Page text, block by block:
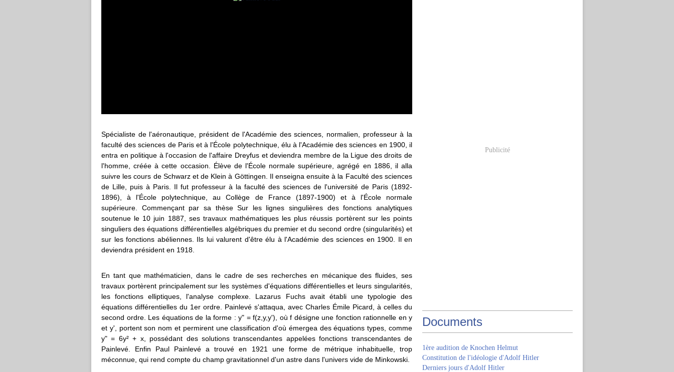
Spécialiste de l'aéronautique, président de l'Académie des sciences, normalien, professeur à la
faculté des sciences de Paris et à l'École polytechnique, élu à l'Académie des sciences en 1900, il
entra en politique à l'occasion de l'affaire Dreyfus et deviendra membre de la Ligue des droits de
l'homme, créée à cette occasion. Élève de l'École normale supérieure, agrégé en 1886, il alla
suivre les cours de Schwarz et de Klein à Göttingen. Il enseigna ensuite à la Faculté des sciences
de Lille, puis à Paris. Il fut professeur à la faculté des sciences de l'université de Paris (1892-
1896), à l'École polytechnique, au Collège de France (1897-1900) et à l'École normale
supérieure. Commençant par sa thèse Sur les lignes singulières des fonctions analytiques
soutenue le 10 juin 1887, ses travaux mathématiques les plus réussis portèrent sur les points
singuliers des équations différentielles algébriques du premier et du second ordre (singularités) et
sur les fonctions abéliennes. Ils lui valurent d'être élu à l'Académie des sciences en 1900. Il en
deviendra président en 1918.
En tant que mathématicien, dans le cadre de ses recherches en mécanique des fluides, ses
travaux portèrent principalement sur les systèmes d'équations différentielles et leurs singularités,
les fonctions elliptiques, l'analyse complexe. Lazarus Fuchs avait établi une typologie des
équations différentielles du 1er ordre. Painlevé s'attaqua, avec Charles Émile Picard, à celles du
second ordre. Les équations de la forme : y" = f(z,y,y'), où f désigne une fonction rationnelle en y
et y', portent son nom et permirent une classification d'où émergea des équations types, comme
y" = 6y² + x, possédant des solutions transcendantes appelées fonctions transcendantes de
Painlevé. Enfin Paul Painlevé a trouvé en 1921 une forme de métrique inhabituelle, trop
méconnue, qui rend compte du champ gravitationnel d'un astre dans l'univers vide de Minkowski.
Publicité
Documents
1ère audition de Knochen Helmut
Constitution de l'idéologie d'Adolf Hitler
Derniers jours d'Adolf Hitler